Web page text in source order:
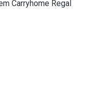
Carryhome Regal